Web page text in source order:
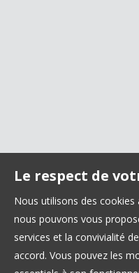
Le respect de
Nous utilisons des
nous pouvons vous
services et la convivialité
accord. Vous pouvez les